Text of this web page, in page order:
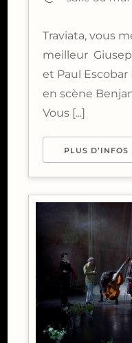
Traviata, vous
meilleur
et Paul Escobar
en scène
Vous [...]
PLUS D’INFOS